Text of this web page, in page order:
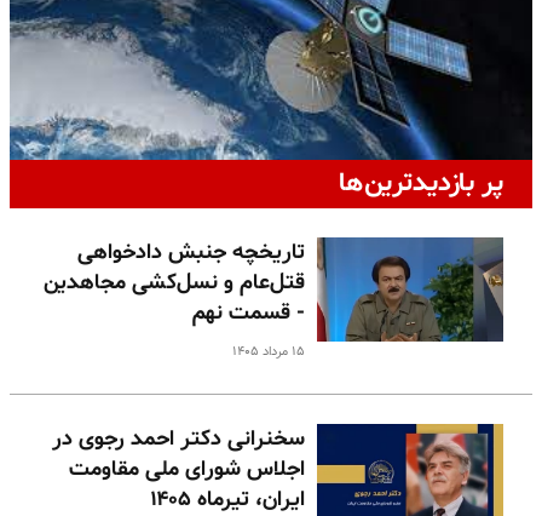
پر بازدیدترین‌ها
تاریخچه جنبش دادخواهی
قتل‌عام و نسل‌کشی مجاهدین
- قسمت نهم
۱۵ مرداد ۱۴۰۵
سخنرانی دکتر احمد رجوی در
اجلاس شورای ملی مقاومت
ایران، تیرماه ۱۴۰۵